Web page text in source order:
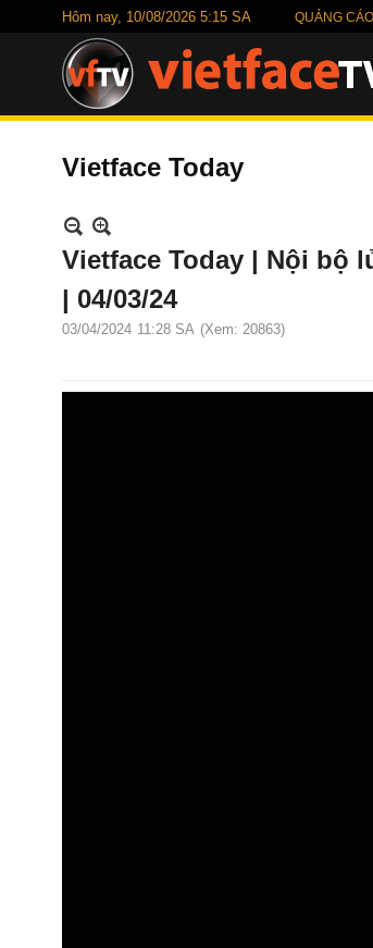
Hôm nay, 10/08/2026 5:15 SA QUẢNG CÁO
Vietface Today
Vietface Today | Nội bộ
| 04/03/24
03/04/2024 11:28 SA (Xem: 20863)